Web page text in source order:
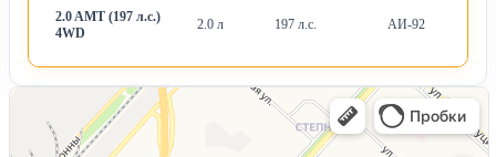
2.0 AMT (197 л.с.)
4WD
2.0 л 197 л.с. АИ-92